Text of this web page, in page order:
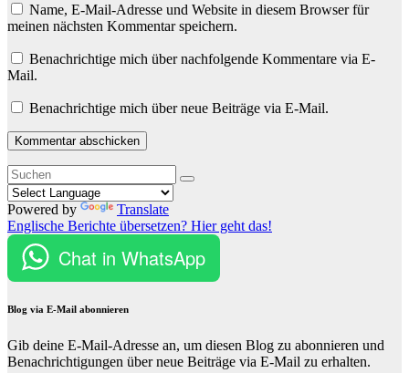
Name, E-Mail-Adresse und Website in diesem Browser für
meinen nächsten Kommentar speichern.
Benachrichtige mich über nachfolgende Kommentare via E-
Mail.
Benachrichtige mich über neue Beiträge via E-Mail.
Powered by
Translate
Englische Berichte übersetzen? Hier geht das!
Chat in WhatsApp
Blog via E-Mail abonnieren
Gib deine E-Mail-Adresse an, um diesen Blog zu abonnieren und
Benachrichtigungen über neue Beiträge via E-Mail zu erhalten.